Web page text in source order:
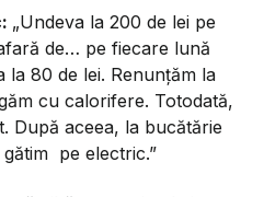
„Undeva la 200 de lei pe
de… pe fiecare lună
la 80 de lei. Renunțăm la
cu calorifere. Totodată,
După aceea, la bucătărie
pe electric.”